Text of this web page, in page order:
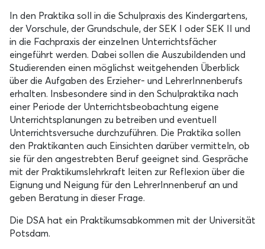
In den Praktika soll in die Schulpraxis des Kindergartens,
der Vorschule, der Grundschule, der SEK I oder SEK II und
in die Fachpraxis der einzelnen Unterrichtsfächer
eingeführt werden. Dabei sollen die Auszubildenden und
Studierenden einen möglichst weitgehenden Überblick
über die Aufgaben des Erzieher- und LehrerInnenberufs
erhalten. Insbesondere sind in den Schulpraktika nach
einer Periode der Unterrichtsbeobachtung eigene
Unterrichtsplanungen zu betreiben und eventuell
Unterrichtsversuche durchzuführen. Die Praktika sollen
den Praktikanten auch Einsichten darüber vermitteln, ob
sie für den angestrebten Beruf geeignet sind. Gespräche
mit der Praktikumslehrkraft leiten zur Reflexion über die
Eignung und Neigung für den LehrerInnenberuf an und
geben Beratung in dieser Frage.
Die DSA hat ein Praktikumsabkommen mit der Universität
Potsdam.